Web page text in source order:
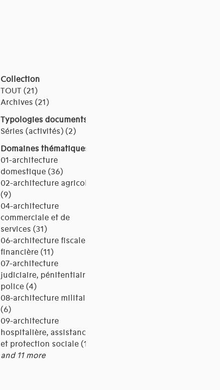
Collection
TOUT (21)
Archives (21)
Typologies documents
Séries (activités) (2)
Domaines thématiques
01-architecture
domestique (36)
02-architecture agricole
(9)
04-architecture
commerciale et de
services (31)
06-architecture fiscale et
financière (11)
07-architecture
judiciaire, pénitentiaire,
police (4)
08-architecture militaire
(6)
09-architecture
hospitalière, assistance
et protection sociale (18)
and 11 more